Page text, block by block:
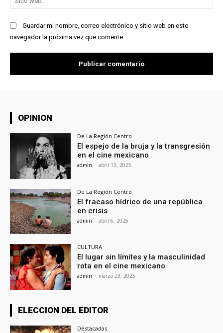
Guardar mi nombre, correo electrónico y sitio web en este
navegador la próxima vez que comente.
OPINION
De La Región Centro
El espejo de la bruja y la transgresión
en el cine mexicano
admin - abril 13, 2025
De La Región Centro
El fracaso hídrico de una república
en crisis
admin - abril 6, 2025
CULTURA
El lugar sin límites y la masculinidad
rota en el cine mexicano
admin - marzo 23, 2025
ELECCION DEL EDITOR
Destacadas